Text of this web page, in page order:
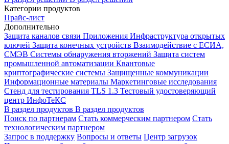
Категории продуктов
Прайс-лист
Дополнительно
Защита каналов связи Приложения Инфраструктура открытых
ключей Защита конечных устройств Взаимодействие с ЕСИА,
СМЭВ Системы обнаружения вторжений Защита систем
промышленной автоматизации Квантовые
криптографические системы Защищенные коммуникации
Информационные материалы Маркетинговые исследования
Стенд для тестирования TLS 1.3 Тестовый удостоверяющий
центр ИнфоТеКС
В раздел продуктов В раздел продуктов
Поиск по партнерам Стать коммерческим партнером Стать
технологическим партнером
Запрос в поддержку Вопросы и ответы Центр загрузок